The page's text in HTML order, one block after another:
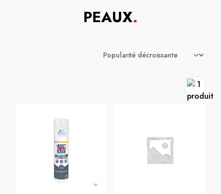
PEAUX.